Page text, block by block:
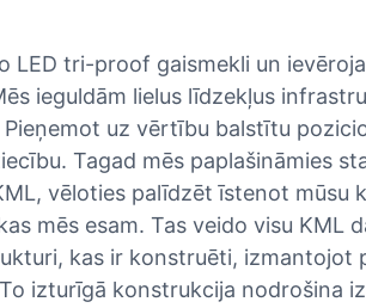
LED tri-proof gaismekli un
ieguldām lielus līdzekļus
uz vērtību balstītu
Tagad mēs paplašināmies
vēloties palīdzēt īstenot mūsu
mēs esam. Tas veido visu
kas ir konstruēti,
izturīgā konstrukcija nodrošina